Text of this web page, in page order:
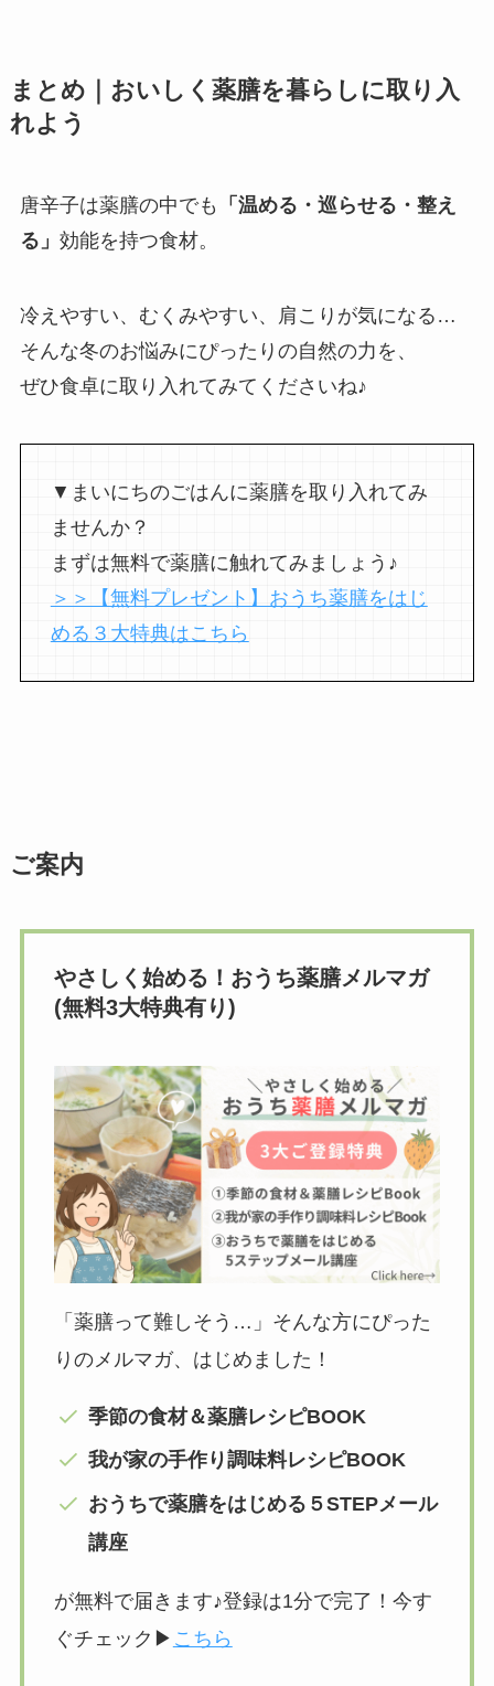
まとめ｜おいしく薬膳を暮らしに取り入
れよう
唐辛子は薬膳の中でも
「温める・巡らせる・整え
る」 効能を持つ食材。
冷えやすい、むくみやすい、肩こりが気になる…
そんな冬のお悩みにぴったりの自然の力を、
ぜひ食卓に取り入れてみてくださいね♪
▼まいにちのごはんに薬膳を取り入れてみ
ませんか？
まずは無料で薬膳に触れてみましょう♪
＞＞【無料プレゼント】おうち薬膳をはじ
める３大特典はこちら
ご案内
やさしく始める！おうち薬膳メルマガ
(無料3大特典有り)
「薬膳って難しそう…」そんな方にぴった
りのメルマガ、はじめました！
季節の食材＆薬膳レシピBOOK
我が家の手作り調味料レシピBOOK
おうちで薬膳をはじめる５STEPメール
講座
が無料で届きます♪登録は1分で完了！今す
ぐチェック▶︎ こちら